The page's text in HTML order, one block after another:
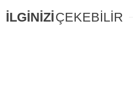
İLGİNİZİÇEKEBİLİR